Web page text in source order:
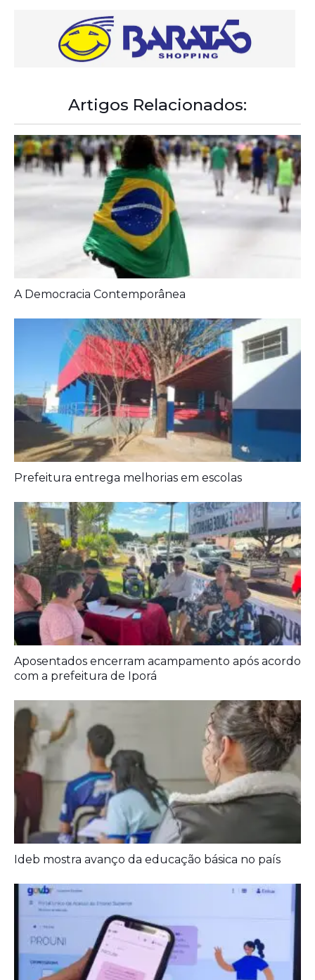
Artigos Relacionados:
A Democracia Contemporânea
Prefeitura entrega melhorias em escolas
Aposentados encerram acampamento após acordo
com a prefeitura de Iporá
Ideb mostra avanço da educação básica no país